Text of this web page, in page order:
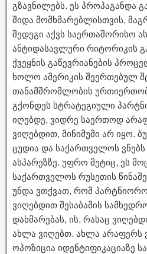
გზავნილებს. ეს პროპაგანდა
შიდა მომხმარებლისთვის,
შედეგი აქვს საერთაშორისო
ანტიდასავლური რიტორიკის
ქვეყნის გაწევრიანების
ხოლო ამერიკის შეერთებულ
თანამშრომლობის
გქონდეს სტრატეგიული
იღებდე, ვიდრე საერთოდ
ვიღებდით, მინიმუმი არ იყო.
ცუდია და საქართველოს
ასპარეზზე. უფრო მეტიც, ეს
საქართველოს რუსეთის
უნდა ვთქვათ, რომ
ვიღებდით შესაბამის
დახმარებას, ის, რასაც
ახლა ვიღებთ. ახლა არაფერს
ოპოზიცია იდენტიფიკაციაზე